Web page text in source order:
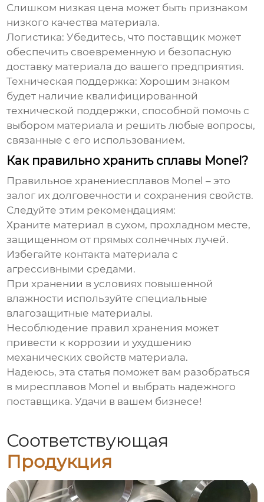
Слишком низкая цена может быть признаком
низкого качества материала.
Логистика: Убедитесь, что поставщик может
обеспечить своевременную и безопасную
доставку материала до вашего предприятия.
Техническая поддержка: Хорошим знаком
будет наличие квалифицированной
технической поддержки, способной помочь с
выбором материала и решить любые вопросы,
связанные с его использованием.
Как правильно хранить сплавы Monel?
Правильное хранениесплавов Monel – это
залог их долговечности и сохранения свойств.
Следуйте этим рекомендациям:
Храните материал в сухом, прохладном месте,
защищенном от прямых солнечных лучей.
Избегайте контакта материала с
агрессивными средами.
При хранении в условиях повышенной
влажности используйте специальные
влагозащитные материалы.
Несоблюдение правил хранения может
привести к коррозии и ухудшению
механических свойств материала.
Надеюсь, эта статья поможет вам разобраться
в миресплавов Monel и выбрать надежного
поставщика. Удачи в вашем бизнесе!
Соответствующая
Продукция